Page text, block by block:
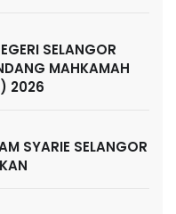
SELANGOR
MAHKAMAH
2026
SYARIE SELANGOR